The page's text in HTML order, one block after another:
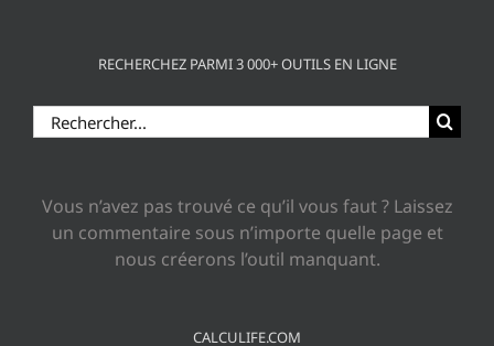
RECHERCHEZ PARMI 3 000+ OUTILS EN LIGNE
Rechercher:
Vous n’avez pas trouvé ce qu’il vous faut ? Laissez
un commentaire sous n’importe quelle page et
nous créerons l’outil manquant.
CALCULIFE.COM